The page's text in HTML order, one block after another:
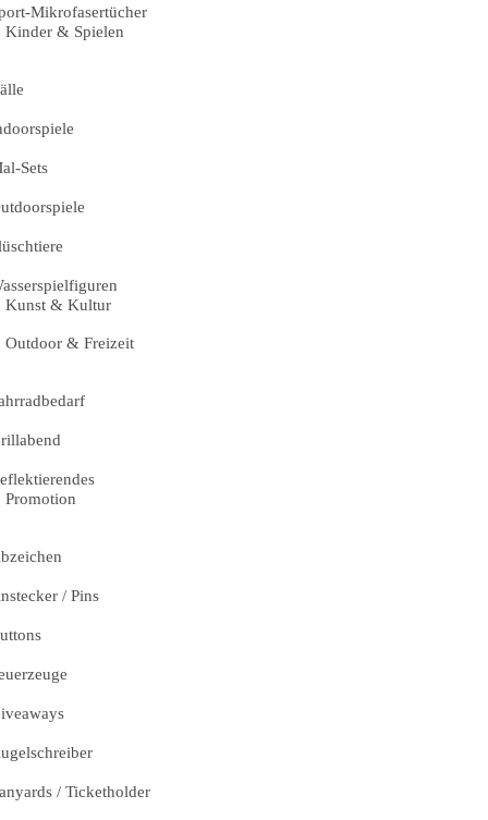
Mikrofasertücher
Kinder & Spielen
Sets
Kunst & Kultur
Outdoor & Freizeit
Promotion
/ Pins
/ Ticketholder